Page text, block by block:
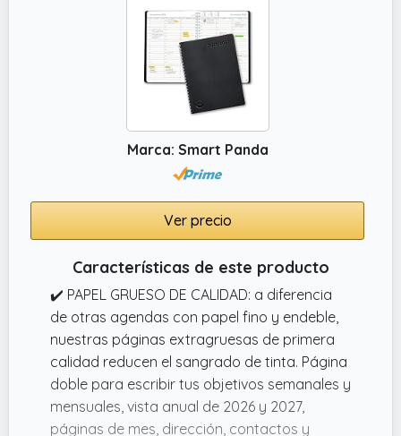
Marca: Smart Panda
Ver precio
Características de este producto
✔️ PAPEL GRUESO DE CALIDAD: a diferencia
de otras agendas con papel fino y endeble,
nuestras páginas extragruesas de primera
calidad reducen el sangrado de tinta. Página
doble para escribir tus objetivos semanales y
mensuales, vista anual de 2026 y 2027,
páginas de mes, dirección, contactos y